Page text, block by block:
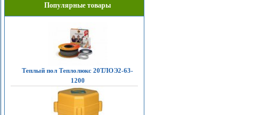
Популярные товары
Теплый пол Теплолюкс 20ТЛОЭ2-63-
1200